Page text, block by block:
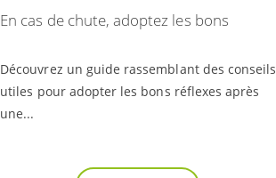
En cas de chute, adoptez les bons
Découvrez un guide rassemblant des conseils
utiles pour adopter les bons réflexes après
une...